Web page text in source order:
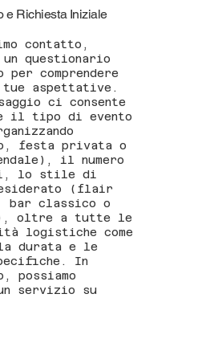
e Richiesta Iniziale
contatto,
un questionario
comprendere
tue aspettative.
ci consente
il tipo di evento
festa privata o
il numero
lo stile di
(flair
bar classico o
oltre a tutte le
logistiche come
durata e le
In
possiamo
servizio su